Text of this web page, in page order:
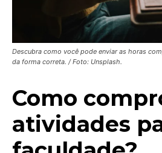
Descubra como você pode enviar as horas
da forma correta. / Foto: Unsplash.
Como
atividades